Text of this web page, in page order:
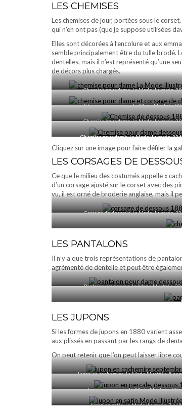
LES CHEMISES
Les chemises de jour, portées sous le
qui n’en ont pas (que je suppose utilisées
Elles sont décorées à l’encolure et aux
semble principalement être du tulle brodé.
dentelles, mais il n’est représenté qu’une
de décors plus chargés.
Chemise pour dame, La Mode Illustrée,
Chemise pour dame, La Mode Illustrée
Chemise pour dame, La Mode Illustrée,
Chemise pour dame, La Mode Illustrée, 22
Cliquez sur une image pour faire défiler la
LES CORSAGES DE
Ce que le milieu des costumés appelle «
d’un corsage ajusté sur le corset avec des
vu, il est orné de broderie anglaise, mais il
Corsage de dessous, La Mode Illustrée,
LES PANTALONS
Il n’y a que trois représentations de
agrémenté de dentelle et peut être
Pantalon pour dame, La Mode Illustrée,
LES JUPONS
Si les formes de jupons en 1880 varient
aux plissés en passant par les rangs de
On peut retenir que l’on peut laisser libre
Jupon en cachemire, La Mode Illustrée, 5
Jupon en percale, La Mode Illustrée, 22